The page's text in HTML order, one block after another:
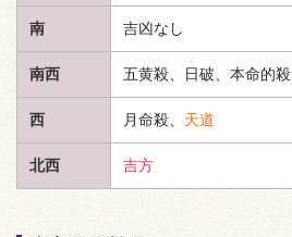
南 吉凶なし
南西 五黄殺、日破、本命的殺
西 月命殺、 天道
北西 吉方